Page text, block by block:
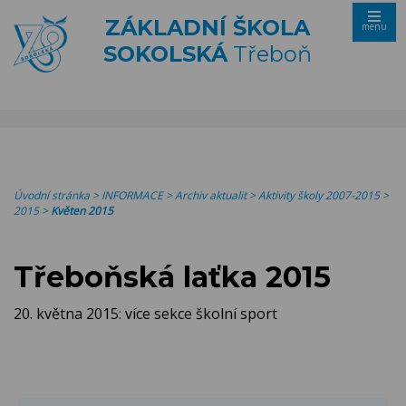
ZÁKLADNÍ ŠKOLA
SOKOLSKÁTřeboň
menu
Úvodní stránka >INFORMACE>Archiv aktualit>Aktivity školy 2007-2015>
2015>Květen 2015
Třeboňská laťka 2015
20. května 2015: více sekce školní sport